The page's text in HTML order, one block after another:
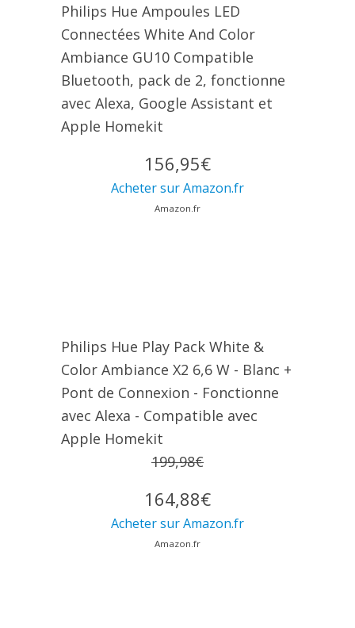
Philips Hue Ampoules LED
Connectées White And Color
Ambiance GU10 Compatible
Bluetooth, pack de 2, fonctionne
avec Alexa, Google Assistant et
Apple Homekit
156,95€
Acheter sur Amazon.fr
Amazon.fr
Philips Hue Play Pack White &
Color Ambiance X2 6,6 W - Blanc +
Pont de Connexion - Fonctionne
avec Alexa - Compatible avec
Apple Homekit
199,98€
164,88€
Acheter sur Amazon.fr
Amazon.fr